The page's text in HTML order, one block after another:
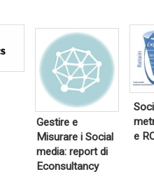
T
w
it
t
e
r
G
o
o
g
l
Gestire e
Misurare i Social
media: report di
Econsultancy
e